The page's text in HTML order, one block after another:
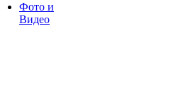
Фото и
Видео